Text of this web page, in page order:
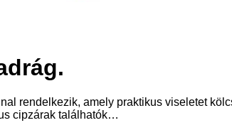
rendelkezik, amely praktikus viseletet
cipzárak találhatók…